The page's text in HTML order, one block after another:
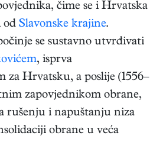
čime se i Hrvatska
od Slavonske krajine.
se sustavno utvrđivati
, isprva
za Hrvatsku, a poslije (1556–
zapovjednikom obrane,
rušenju i napuštanju niza
obrane u veća